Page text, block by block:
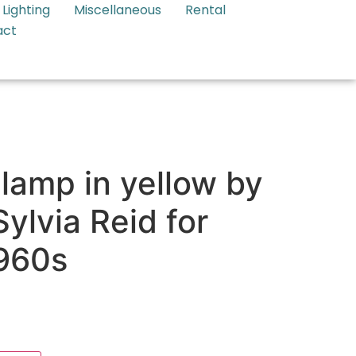
Lighting Miscellaneous
Rental
in yellow by
Reid for